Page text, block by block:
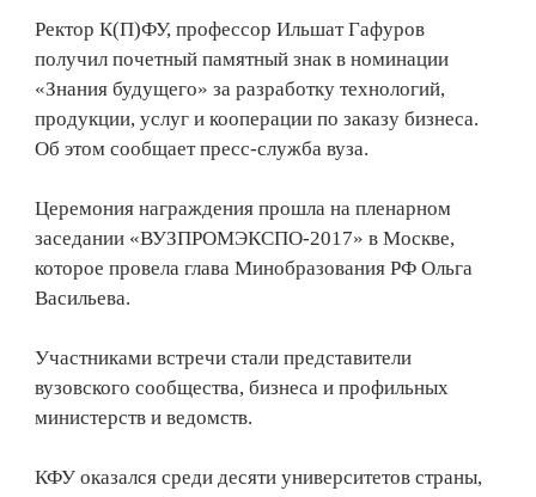
Ректор К(П)ФУ, профессор Ильшат Гафуров
получил почетный памятный знак в номинации
«Знания будущего» за разработку технологий,
продукции, услуг и кооперации по заказу бизнеса.
Об этом сообщает пресс-служба вуза.
Церемония награждения прошла на пленарном
заседании «ВУЗПРОМЭКСПО-2017» в Москве,
которое провела глава Минобразования РФ Ольга
Васильева.
Участниками встречи стали представители
вузовского сообщества, бизнеса и профильных
министерств и ведомств.
КФУ оказался среди десяти университетов страны,